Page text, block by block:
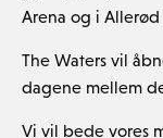
Arena og i
The Waters vil
dagene mellem
Vi vil bede vores